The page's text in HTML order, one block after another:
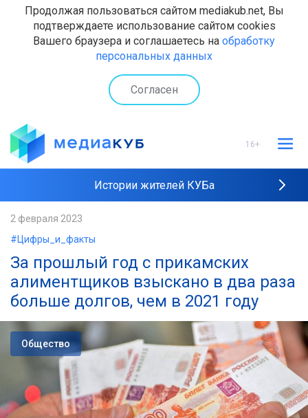
Продолжая пользоваться сайтом mediakub.net, Вы
подтверждаете использование сайтом cookies
Вашего браузера и соглашаетесь на обработку
персональных данных
Согласен
16+
Истории жителей КУБа
2 февраля 2023
#Цифры_и_факты
За прошлый год с прикамских
алиментщиков взыскано в два раза
больше долгов, чем в 2021 году
Общество